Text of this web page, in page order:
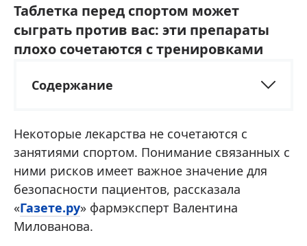
Таблетка перед спортом может
сыграть против вас: эти препараты
плохо сочетаются с тренировками
Содержание
Некоторые лекарства не сочетаются с
занятиями спортом. Понимание связанных с
ними рисков имеет важное значение для
безопасности пациентов, рассказала
«Газете.ру» фармэксперт Валентина
Милованова.